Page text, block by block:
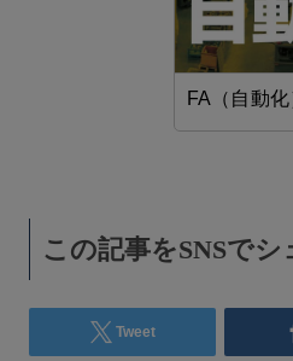
FA（自動
この記事をSNSでシ
Tweet